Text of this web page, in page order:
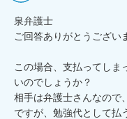
泉弁護士
ご回答ありがとうござい
この場合、支払ってしま
いのでしょうか？
相手は弁護士さんなので